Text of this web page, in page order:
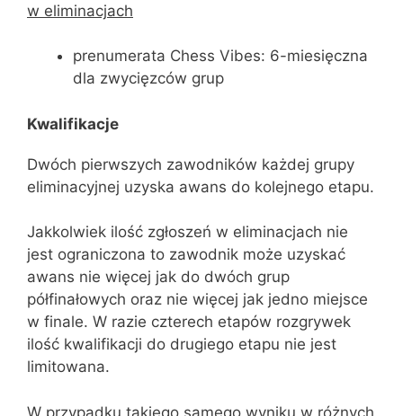
w eliminacjach
prenumerata Chess Vibes: 6-miesięczna
dla zwycięzców grup
Kwalifikacje
Dwóch pierwszych zawodników każdej grupy
eliminacyjnej uzyska awans do kolejnego etapu.
Jakkolwiek ilość zgłoszeń w eliminacjach nie
jest ograniczona to zawodnik może uzyskać
awans nie więcej jak do dwóch grup
półfinałowych oraz nie więcej jak jedno miejsce
w finale. W razie czterech etapów rozgrywek
ilość kwalifikacji do drugiego etapu nie jest
limitowana.
W przypadku takiego samego wyniku w różnych